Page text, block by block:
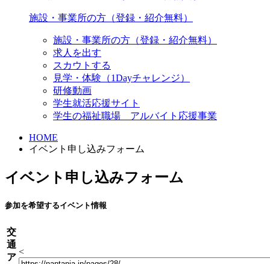
施設・事業所の方（登録・紹介無料）
施設・事業所の方（登録・紹介無料）
求人を出す
スカウトする
見学・体験（1Dayチャレンジ）
研修動画
学生就活応援サイト
学生の福祉職場 アルバイト応援事業
HOME
イベント申し込みフォーム
イベント申し込みフォーム
参加を希望するイベント情報
交
通
ア
<